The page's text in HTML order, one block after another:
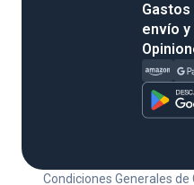
Gastos
envío
Condiciones Generales